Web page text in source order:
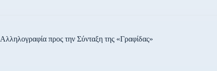
Αλληλογραφία προς την Σύνταξη της «Γραφίδας»